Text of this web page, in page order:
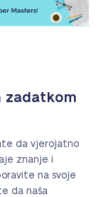
zadatkom
da vjerojatno
znanje i
na svoje
da naša